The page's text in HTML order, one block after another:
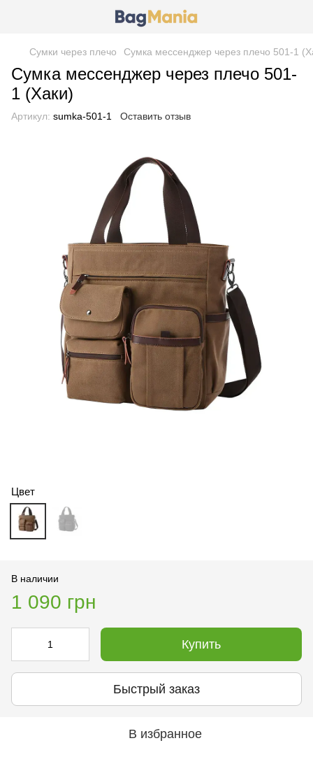
Сумки через плечо Сумка мессенджер через плечо 501-1
Сумка мессенджер через плечо 501-
1 (Хаки)
Артикул: sumka-501-1 Оставить отзыв
Цвет
В наличии
1 090 грн
Купить
Быстрый заказ
В избранное